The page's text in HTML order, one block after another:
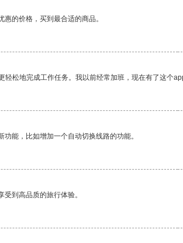
的价格，买到最合适的商品。
松地完成工作任务。我以前经常加班，现在有了这个
能，比如增加一个自动切换线路的功能。
到高品质的旅行体验。